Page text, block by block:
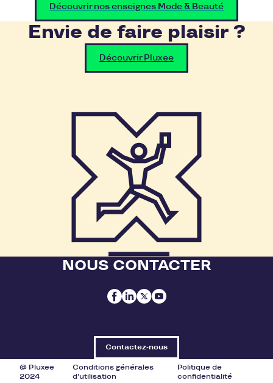
Découvrir nos enseignes Mode & Beauté
Envie de faire plaisir ?
Découvrir Pluxee
NOUS CONTACTER
Contactez-nous
@ Pluxee
2024
Conditions générales
d'utilisation
Politique de
confidentialité